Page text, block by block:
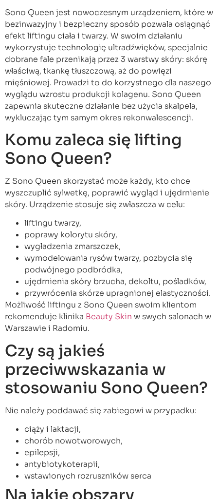
Sono Queen jest nowoczesnym urządzeniem, które w
bezinwazyjny i bezpieczny sposób pozwala osiągnąć
efekt liftingu ciała i twarzy. W swoim działaniu
wykorzystuje technologię ultradźwięków, specjalnie
dobrane fale przenikają przez 3 warstwy skóry: skórę
właściwą, tkankę tłuszczową, aż do powięzi
mięśniowej. Prowadzi to do korzystnego dla naszego
wyglądu wzrostu produkcji kolagenu. Sono Queen
zapewnia skuteczne działanie bez użycia skalpela,
wykluczając tym samym okres rekonwalescencji.
Komu zaleca się lifting
Sono Queen?
Z Sono Queen skorzystać może każdy, kto chce
wyszczuplić sylwetkę, poprawić wygląd i ujędrnienie
skóry. Urządzenie stosuje się zwłaszcza w celu:
liftingu twarzy,
poprawy kolorytu skóry,
wygładzenia zmarszczek,
wymodelowania rysów twarzy, pozbycia się
podwójnego podbródka,
ujędrnienia skóry brzucha, dekoltu, pośladków,
przywrócenia skórze upragnionej elastyczności.
Możliwość liftingu z Sono Queen swoim klientom
rekomenduje klinika Beauty Skin w swych salonach w
Warszawie i Radomiu.
Czy są jakieś
przeciwwskazania w
stosowaniu Sono Queen?
Nie należy poddawać się zabiegowi w przypadku:
ciąży i laktacji,
chorób nowotworowych,
epilepsji,
antybiotykoterapii,
wstawionych rozruszników serca